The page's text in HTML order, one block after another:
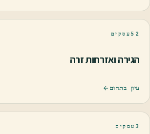
52עסקים
הגירה ואזרחות זרה
עיון בתחום
3 עסקים